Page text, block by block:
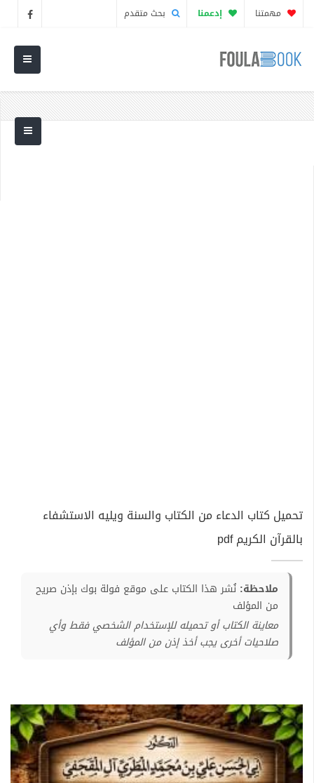
مهمتنا إدعمنا بحث متقدم
تحميل كتاب الدعاء من الكتاب والسنة ويليه الاستشفاء
بالقرآن الكريم pdf
ملاحظة: نُشر هذا الكتاب على موقع فولة بوك بإذن صريح
من المؤلف
معاينة الكتاب أو تحميله للإستخدام الشخصي فقط وأي
صلاحيات أخرى يجب أخذ إذن من المؤلف